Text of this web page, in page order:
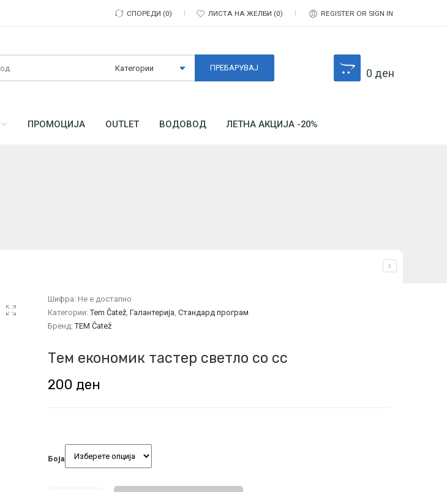
СПОРЕДИ 0 ЛИСТА НА ЖЕЛБИ 0 REGISTER OR SIGN IN
0 ден
ПРОМОЦИЈА OUTLET ВОДОВОД ЛЕТНА АКЦИЈА -20%
Шифра: Не е достапно
Категории:Tem Čatež, Галантерија, Стандард програм
Бренд:TEM Čatež
Тем економик тастер светло со сс
200 ден
Боја